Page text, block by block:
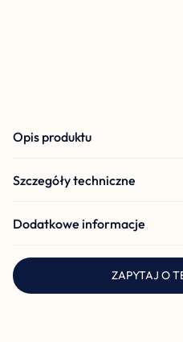
Opis produktu
Szczegóły techniczne
Dodatkowe informacje
ZAPYTAJ O